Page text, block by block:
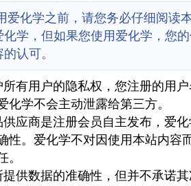
爱化学之前，请您务必仔细阅读
学，但如果您使用爱化学，您
认可。
有用户的隐私权，您注册的用
化学不会主动泄露给第三方。
应商是注册会员自主发布，爱
性。爱化学不对因使用本站内容
。
供数据的准确性，但并不承诺